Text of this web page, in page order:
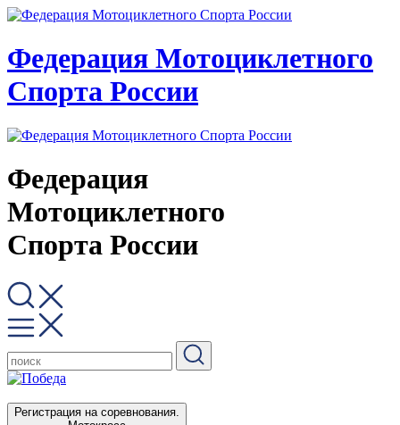
Федерация Мотоциклетного
Спорта России
Федерация
Мотоциклетного
Спорта России
Регистрация на соревнования.